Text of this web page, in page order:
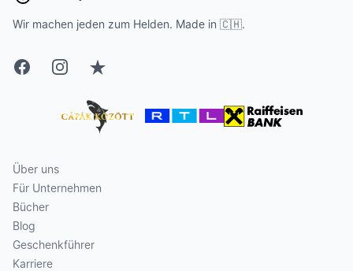
Wir machen jeden zum Helden. Made in 🇨🇭.
FacebookInstagramTrustpilot
Über uns
Für Unternehmen
Bücher
Blog
Geschenkführer
Karriere